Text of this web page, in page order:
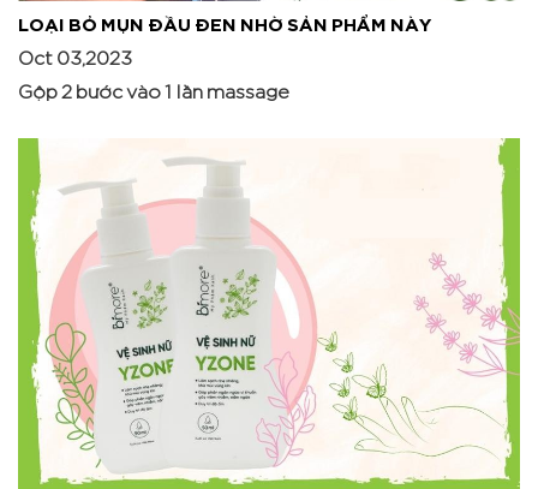
LOẠI BỎ MỤN ĐẦU ĐEN NHỜ SẢN PHẨM NÀY
Oct 03,2023
Gộp 2 bước vào 1 lần massage